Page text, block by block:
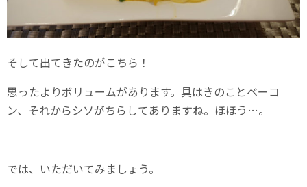
そして出てきたのがこちら！
思ったよりボリュームがあります。具はきのことベーコ
ン、それからシソがちらしてありますね。ほほう…。
では、いただいてみましょう。